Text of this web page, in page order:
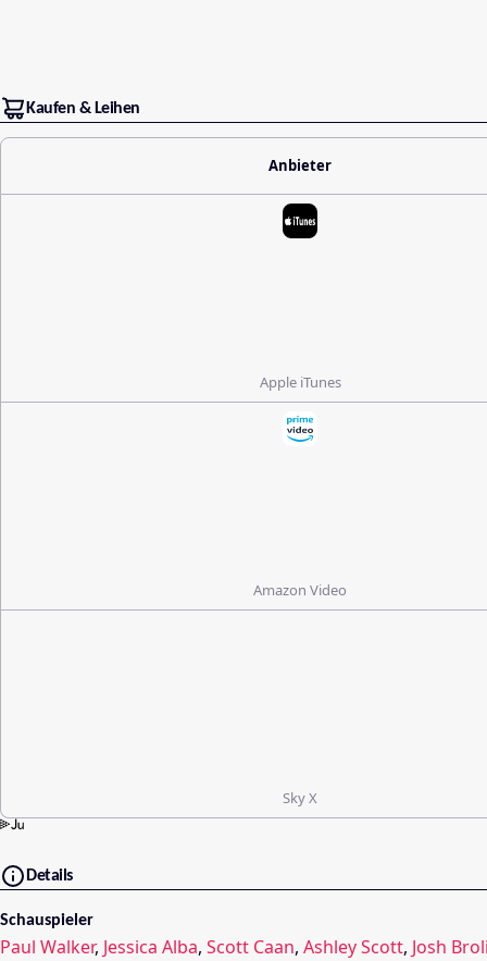
Kaufen & Leihen
Anbieter
Apple iTunes
Amazon Video
Sky X
Details
Schauspieler
Paul Walker, Jessica Alba, Scott Caan, Ashley Scott, Josh